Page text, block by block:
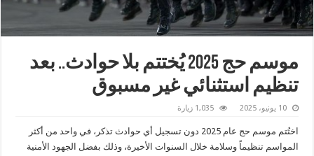
موسم حج 2025 يُختتم بلا حوادث.. بعد
تنظيم استثنائي غير مسبوق
10 يونيو، 2025 1,035 زيارة
اختُتم موسم حج عام 2025 دون تسجيل أي حوادث تذكر، في واحد من أكثر
المواسم تنظيماً وسلامة خلال السنوات الأخيرة، وذلك بفضل الجهود الأمنية